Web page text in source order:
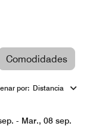
Comodidades
por: Distancia
- Mar., 08 sep.